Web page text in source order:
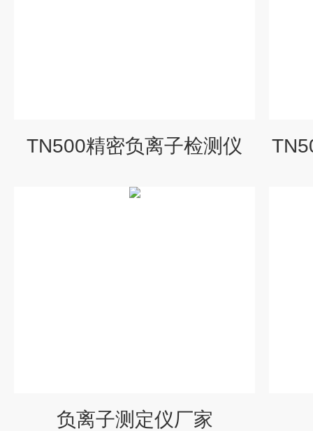
TN500精密负离子检测仪
负离子测定仪厂家